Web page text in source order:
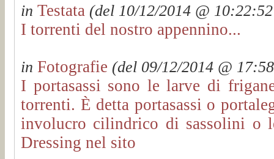
in Testata (del 10/12/2014 @
I torrenti del nostro appennino...
in Fotografie (del 09/12/2014 @
I portasassi sono le larve di
torrenti. È detta portasassi o
involucro cilindrico di sassolini o
Dressing nel sito